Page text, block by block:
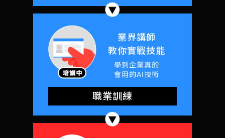
業界講師
教你實戰技能
學到企業真的
會用的AI技術
職業訓練